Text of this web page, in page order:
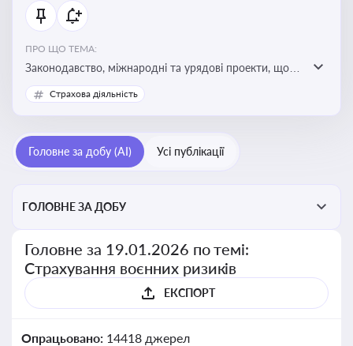
ПРО ЩО ТЕМА:
Законодавство, міжнародні та урядові проекти, що
визначають та знижують воєнні ризики для власників
майна, боржників та кредиторів
Страхова діяльність
Головне за добу (AI) Усі публікації
ГОЛОВНЕ ЗА ДОБУ
Головне за 19.01.2026 по темі:
Страхування воєнних ризиків
ЕКСПОРТ
Опрацьовано: 14418 джерел